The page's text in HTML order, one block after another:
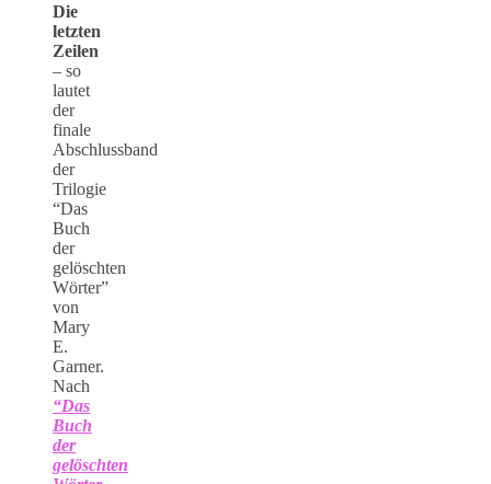
Die
letzten
Zeilen
– so
lautet
der
finale
Abschlussband
der
Trilogie
“Das
Buch
der
gelöschten
Wörter”
von
Mary
E.
Garner.
Nach
“Das
Buch
der
gelöschten